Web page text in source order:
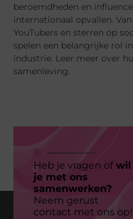
beroemdheden en
internationaal opvallen.
YouTubers en sterren op
spelen een belangrijke rol
industrie. Leer meer over
samenleving.
Heb je vragen ofwil
je met ons
samenwerken?
Neem gerust
contact met ons op!